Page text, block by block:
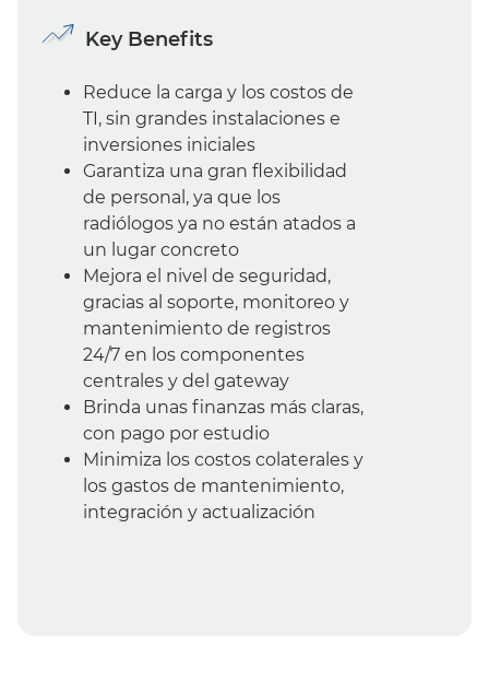
Key Benefits
Reduce la carga y los costos de
TI, sin grandes instalaciones e
inversiones iniciales
Garantiza una gran flexibilidad
de personal, ya que los
radiólogos ya no están atados a
un lugar concreto
Mejora el nivel de seguridad,
gracias al soporte, monitoreo y
mantenimiento de registros
24/7 en los componentes
centrales y del gateway
Brinda unas finanzas más claras,
con pago por estudio
Minimiza los costos colaterales y
los gastos de mantenimiento,
integración y actualización